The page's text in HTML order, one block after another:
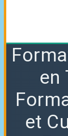
en
et